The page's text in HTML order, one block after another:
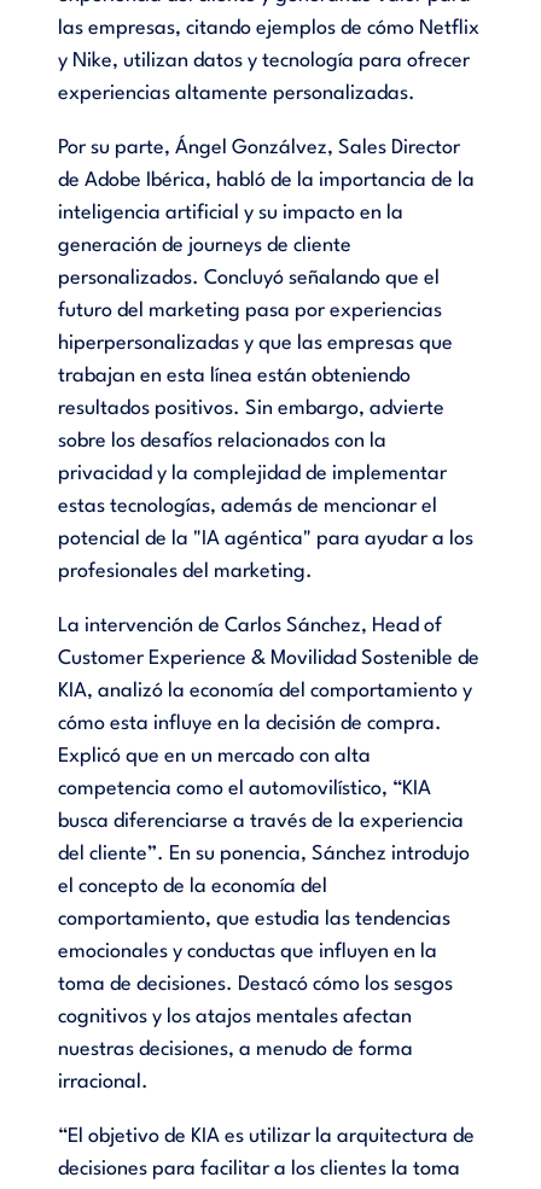
las empresas, citando ejemplos de cómo Netflix
y Nike, utilizan datos y tecnología para ofrecer
experiencias altamente personalizadas.
Por su parte, Ángel Gonzálvez, Sales Director
de Adobe Ibérica, habló de la importancia de la
inteligencia artificial y su impacto en la
generación de journeys de cliente
personalizados. Concluyó señalando que el
futuro del marketing pasa por experiencias
hiperpersonalizadas y que las empresas que
trabajan en esta línea están obteniendo
resultados positivos. Sin embargo, advierte
sobre los desafíos relacionados con la
privacidad y la complejidad de implementar
estas tecnologías, además de mencionar el
potencial de la "IA agéntica" para ayudar a los
profesionales del marketing.
La intervención de Carlos Sánchez, Head of
Customer Experience & Movilidad Sostenible de
KIA, analizó la economía del comportamiento y
cómo esta influye en la decisión de compra.
Explicó que en un mercado con alta
competencia como el automovilístico, “KIA
busca diferenciarse a través de la experiencia
del cliente”. En su ponencia, Sánchez introdujo
el concepto de la economía del
comportamiento, que estudia las tendencias
emocionales y conductas que influyen en la
toma de decisiones. Destacó cómo los sesgos
cognitivos y los atajos mentales afectan
nuestras decisiones, a menudo de forma
irracional.
“El objetivo de KIA es utilizar la arquitectura de
decisiones para facilitar a los clientes la toma